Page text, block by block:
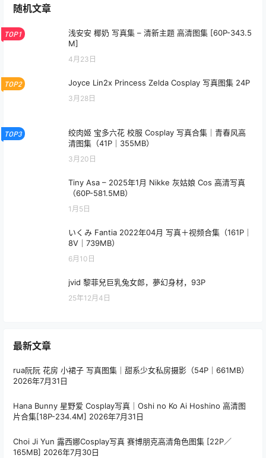
随机文章
TOP1
浅安安 椰奶 写真集 – 清新主题 高清图集 [60P-343.5
M]
4月23日
TOP2 Joyce Lin2x Princess Zelda Cosplay 写真图集 24P
3月28日
TOP3
绞肉姬 宝多六花 校服 Cosplay 写真合集｜青春风高
清图集（41P｜355MB）
3月20日
Tiny Asa – 2025年1月 Nikke 灰姑娘 Cos 高清写真
（60P-581.5MB）
1月5日
いくみ Fantia 2022年04月 写真＋视频合集（161P｜
8V｜739MB）
6月10日
jvid 黎菲兒巨乳兔女郎，夢幻身材，93P
25年12月4日
最新文章
rua阮阮 花房 小裙子 写真图集｜甜系少女私房摄影（54P｜661MB）
2026年7月31日
Hana Bunny 星野爱 Cosplay写真｜Oshi no Ko Ai Hoshino 高清图
片合集[18P-234.4M] 2026年7月31日
Choi Ji Yun 露西娜Cosplay写真 赛博朋克高清角色图集 [22P／
165MB] 2026年7月30日